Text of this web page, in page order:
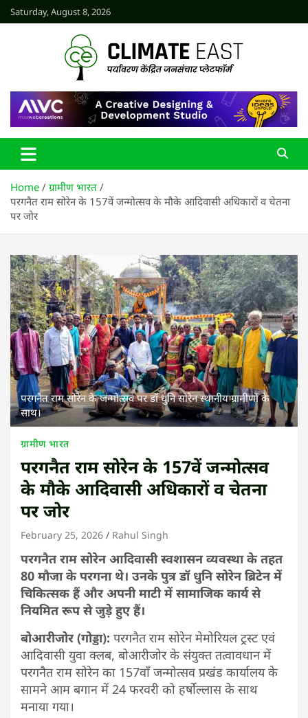
Skip
to
Saturday, August 8, 2026
CLIMATE EAST
Home
ग्रामीण भारत
परगनैत राम सोरेन के 157वें जन्मोत्सव के मौके आदिवासी अधिकारों व चेतना
पर जोर
परगनैत राम सोरेन के जन्मोत्सव पर डॉ धुनि सोरेन स्थानीय ग्रामीणों के
साथ।
ग्रामीण भारत
परगनैत राम सोरेन के 157वें जन्मोत्सव
के मौके आदिवासी अधिकारों व चेतना
पर जोर
February 25, 2026 Rahul Singh
परगनैत राम सोरेन आदिवासी स्वशासन व्यवस्था के तहत
80 मौजा के परगना थे। उनके पुत्र डॉ धुनि सोरेन ब्रिटेन में
चिकित्सक हैं और अपनी माटी में सामाजिक कार्य से
नियमित रूप से जुड़े हुए हैं।
बोआरीजोर (गोड्डा): परगनैत राम सोरेन मेमोरियल ट्रस्ट एवं
आदिवासी युवा क्लब, बोआरीजोर के संयुक्त तत्वावधान में
परगनैत राम सोरेन का 157वाँ जन्मोत्सव प्रखंड कार्यालय के
सामने आम बगान में 24 फरवरी को हर्षाेल्लास के साथ
मनाया गया।